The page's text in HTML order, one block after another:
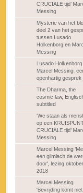
CRUCIALE tijd’
Messing
Mysterie van het
deel 2 van het
tussen Lusado
Holkenborg en
Messing
Lusado Holkenborg
Marcel Messing,
openhartig gesprek
The Dharma, the
cosmic law,
subtitled
‘We staan als
op een
CRUCIALE tijd’
Messing
Marcel Messing
een glimlach de
door', lezing oktober
2018
Marcel Messing
'Bevrijding komt